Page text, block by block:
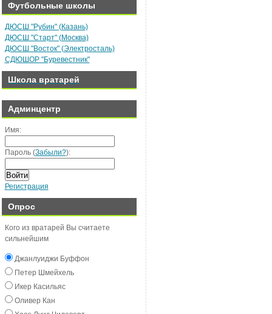
Футбольные школы
ДЮСШ "Рубин" (Казань)
ДЮСШ "Старт" (Москва)
ДЮСШ "Восток" (Электросталь)
СДЮШОР "Буревестник"
Школа вратарей
Админцентр
Имя:
Пароль (Забыли?):
Войти
Регистрация
Опрос
Кого из вратарей Вы считаете
сильнейшим
Джанлуиджи Буффон
Пeтeр Шмeйxeль
Икeр Касильяс
Оливeр Кан